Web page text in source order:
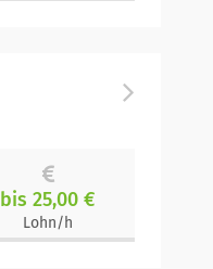
bis 25,00 €
Lohn/h